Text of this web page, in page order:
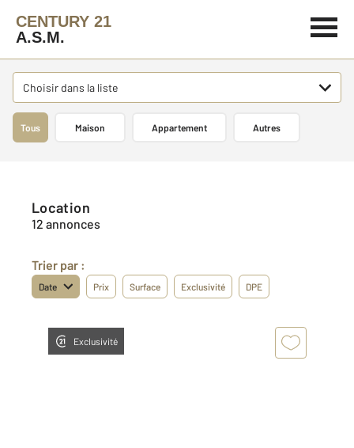
CENTURY 21
A.S.M.
Choisir dans la liste
Tous Maison Appartement Autres
Location
12 annonces
Trier par :
Date Prix Surface Exclusivité DPE
Exclusivité